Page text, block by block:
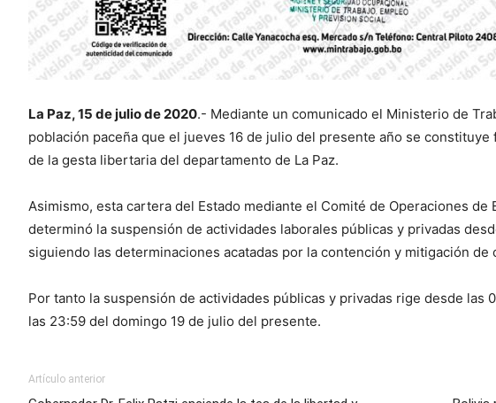
La Paz, 15 de julio de 2020.- Mediante un comunicado el Ministerio de
población paceña que el jueves 16 de julio del presente año se
de la gesta libertaria del departamento de La Paz.
Asimismo, esta cartera del Estado mediante el Comité de Operaciones de
determinó la suspensión de actividades laborales públicas y privadas
siguiendo las determinaciones acatadas por la contención y mitigación
Por tanto la suspensión de actividades públicas y privadas rige desde las
las 23:59 del domingo 19 de julio del presente.
Artículo anterior